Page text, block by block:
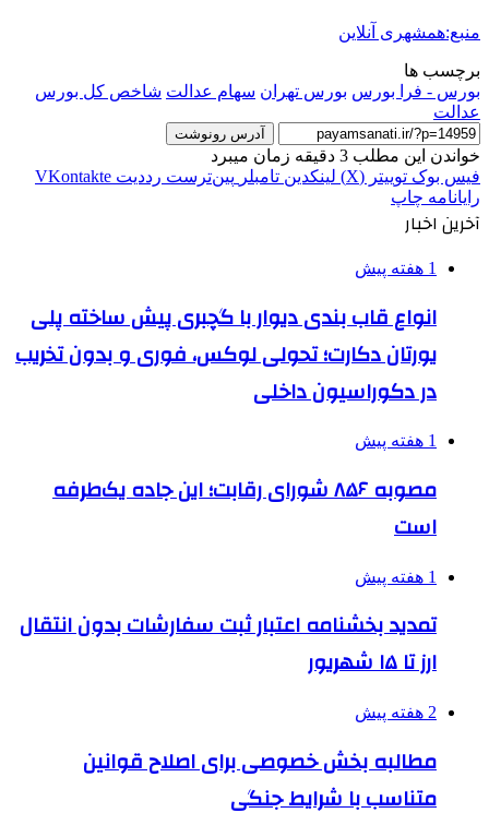
منبع:همشهری آنلاین
برچسب ها
بورس - فرا بورس بورس تهران سهام عدالت شاخص کل بورس
عدالت
آدرس رونوشت
خواندن این مطلب 3 دقیقه زمان میبرد
فیس بوک توییتر (X) لینکدین ‫تامبلر ‫پین‌ترست ‫رددیت ‫VKontakte
رایانامه چاپ
آخرین اخبار
1 هفته پیش
انواع قاب بندی دیوار با گچبری پیش ساخته پلی
یورتان دکارت؛ تحولی لوکس، فوری و بدون تخریب
در دکوراسیون داخلی
1 هفته پیش
مصوبه ۸۵۶ شورای رقابت؛ این جاده یک‌طرفه
است
1 هفته پیش
تمدید بخشنامه اعتبار ثبت سفارشات بدون انتقال
ارز تا ۱۵ شهریور
2 هفته پیش
مطالبه بخش خصوصی برای اصلاح قوانین
متناسب با شرایط جنگی